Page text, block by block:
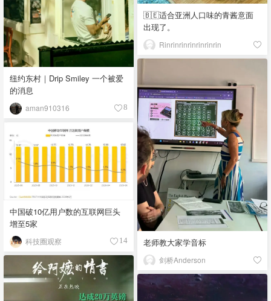
🇧🇪适合亚洲人口味的青酱意面
出现了。
Rinrinrinrinrinrinrin
纽约东村｜Drip Smiley 一个被爱
的消息
aman910316 8
老师教大家学音标
剑桥Anderson
中国破10亿用户数的互联网巨头
增至5家
科技圈观察 14